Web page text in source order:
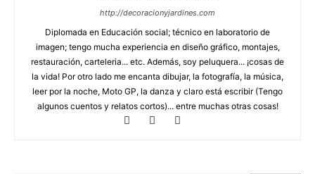
http://decoracionyjardines.com
Diplomada en Educación social; técnico en laboratorio de
imagen; tengo mucha experiencia en diseño gráfico, montajes,
restauración, carteleria... etc. Además, soy peluquera... ¡cosas de
la vida! Por otro lado me encanta dibujar, la fotografía, la música,
leer por la noche, Moto GP, la danza y claro está escribir (Tengo
algunos cuentos y relatos cortos)... entre muchas otras cosas!